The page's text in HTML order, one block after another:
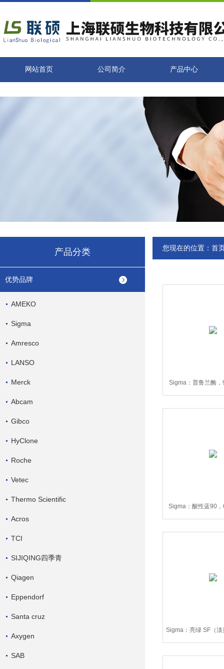
网站首页 公司简介 产品中心
产品分类
优势品牌
AMEKO
Sigma
Amresco
LANSO
Merck
Abcam
Gibco
HyClone
Roche
Vetec
Thermo Scientific
Acros
TCI
SIJIQING四季青
Qiagen
Eppendorf
Santa cruz
Axygen
SAB
您现在的位置： 首
Sigma：普鲁兰酶
E2412-
Sigma：酸性蓝90
B0770-
Sigma：亮绿 SF（
25G